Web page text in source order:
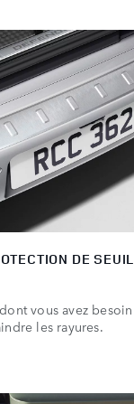
DE
vous avez
les rayures.